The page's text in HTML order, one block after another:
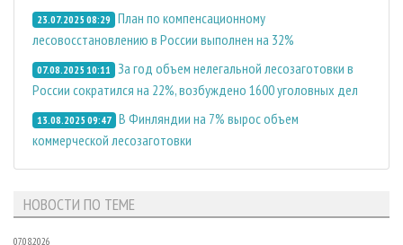
23.07.2025 08:29 План по компенсационному
лесовосстановлению в России выполнен на 32%
07.08.2025 10:11 За год объем нелегальной лесозаготовки в
России сократился на 22%, возбуждено 1600 уголовных дел
13.08.2025 09:47 В Финляндии на 7% вырос объем
коммерческой лесозаготовки
НОВОСТИ ПО ТЕМЕ
07.08.2026